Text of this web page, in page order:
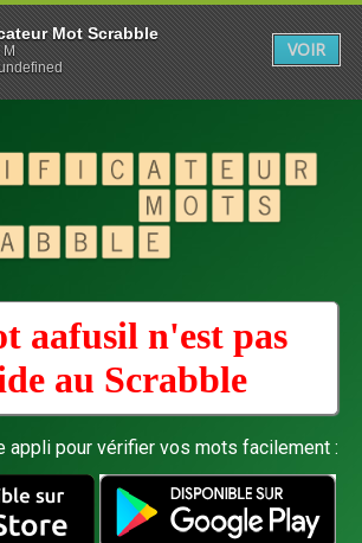
aafusil n'est pas
au Scrabble
appli pour vérifier vos mots facilement :
Mot Scrabble
M
VOIR